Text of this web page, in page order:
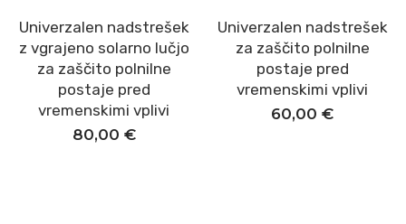
Dodaj v košarico
Univerzalen nadstrešek
z vgrajeno solarno lučjo
za zaščito polnilne
postaje pred
vremenskimi vplivi
80,00 €
Dodaj v košarico
Univerzalen nadstrešek
za zaščito polnilne
postaje pred
vremenskimi vplivi
60,00 €